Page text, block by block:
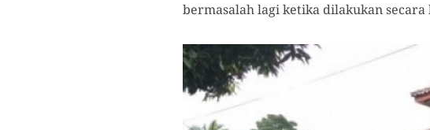
bermasalah lagi ketika dilakukan secara